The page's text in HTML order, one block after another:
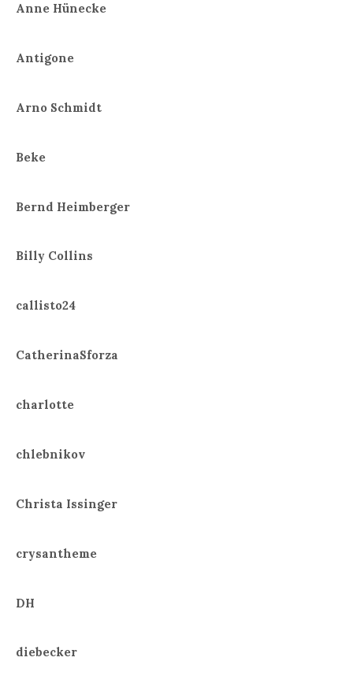
Anne Hünecke
Antigone
Arno Schmidt
Beke
Bernd Heimberger
Billy Collins
callisto24
CatherinaSforza
charlotte
chlebnikov
Christa Issinger
crysantheme
DH
diebecker